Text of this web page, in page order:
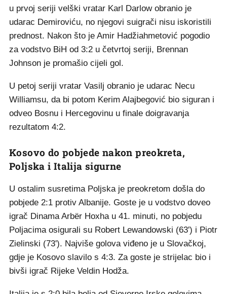
u prvoj seriji velški vratar Karl Darlow obranio je
udarac Demiroviću, no njegovi suigrači nisu iskoristili
prednost. Nakon što je Amir Hadžiahmetović pogodio
za vodstvo BiH od 3:2 u četvrtoj seriji, Brennan
Johnson je promašio cijeli gol.
U petoj seriji vratar Vasilj obranio je udarac Necu
Williamsu, da bi potom Kerim Alajbegović bio siguran i
odveo Bosnu i Hercegovinu u finale doigravanja
rezultatom 4:2.
Kosovo do pobjede nakon preokreta,
Poljska i Italija sigurne
U ostalim susretima Poljska je preokretom došla do
pobjede 2:1 protiv Albanije. Goste je u vodstvo doveo
igrač Dinama Arbër Hoxha u 41. minuti, no pobjedu
Poljacima osigurali su Robert Lewandowski (63') i Piotr
Zielinski (73'). Najviše golova viđeno je u Slovačkoj,
gdje je Kosovo slavilo s 4:3. Za goste je strijelac bio i
bivši igrač Rijeke Veldin Hodža.